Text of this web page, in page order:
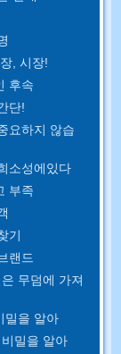
, 시장!
후속
단!
요하지 않습
소성에있다
부족
기
랜드
무덤에 가져
밀을 알아
밀을 알아